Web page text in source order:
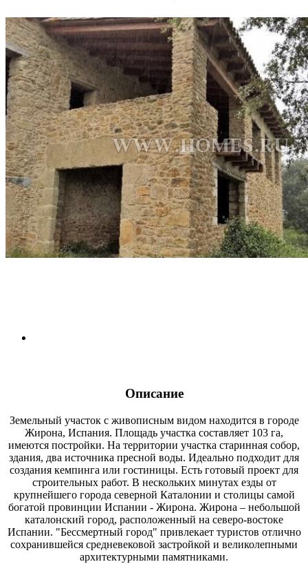
Описание
Земельный участок с живописным видом находится в городе
Жирона, Испания. Площадь участка составляет 103 га,
имеются постройки. На территории участка старинная собор,
здания, два источника пресной воды. Идеально подходит для
создания кемпинга или гостиницы. Есть готовый проект для
строительных работ. В нескольких минутах езды от
крупнейшего города северной Каталонии и столицы самой
богатой провинции Испании - Жирона. Жирона – небольшой
каталонский город, расположенный на северо-востоке
Испании. "Бессмертный город" привлекает туристов отлично
сохранившейся средневековой застройкой и великолепными
архитектурными памятниками.